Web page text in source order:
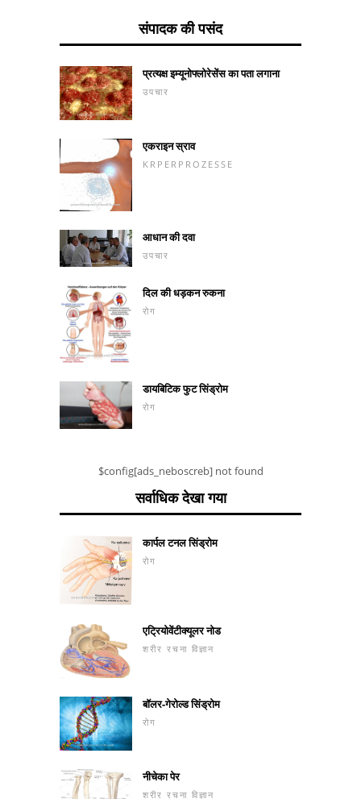
संपादक की पसंद
प्रत्यक्ष इम्यूनोफ्लोरेसेंस का पता लगाना
उपचार
एकराइन स्राव
KRPERPROZESSE
आधान की दवा
उपचार
दिल की धड़कन रुकना
रोग
डायबिटिक फुट सिंड्रोम
रोग
$config[ads_neboscreb] not found
सर्वाधिक देखा गया
कार्पल टनल सिंड्रोम
रोग
एट्रियोवेंटीक्यूलर नोड
शरीर रचना विज्ञान
बॉलर-गेरोल्ड सिंड्रोम
रोग
नीचेका पेर
शरीर रचना विज्ञान